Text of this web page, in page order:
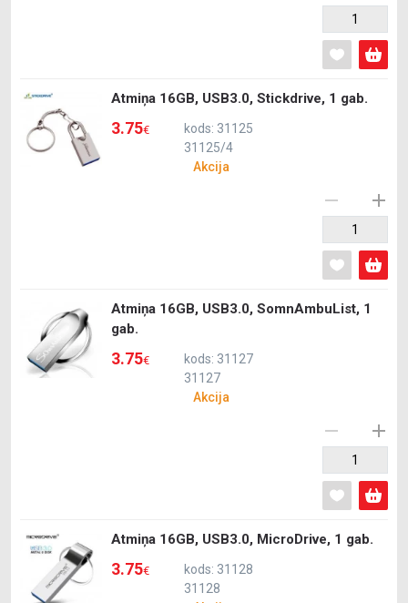
Atmiņa 16GB, USB3.0, Stickdrive, 1 gab.
3.75€
kods: 31125
31125/4
Akcija
Atmiņa 16GB, USB3.0, SomnAmbuList, 1
gab.
3.75€
kods: 31127
31127
Akcija
Atmiņa 16GB, USB3.0, MicroDrive, 1 gab.
3.75€
kods: 31128
31128